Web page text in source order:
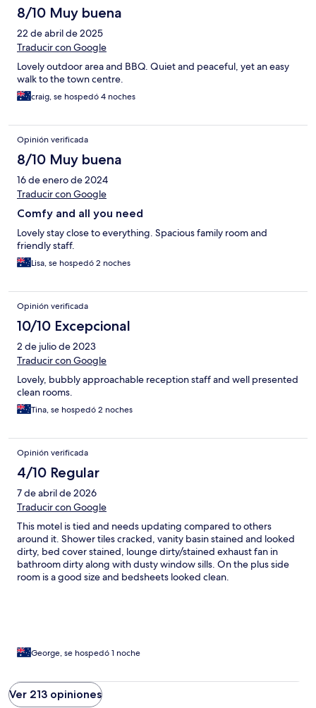
8/10 Muy buena
22 de abril de 2025
Traducir con Google
Lovely outdoor area and BBQ. Quiet and peaceful, yet an easy
walk to the town centre.
craig, se hospedó 4 noches
Opinión verificada
8/10 Muy buena
16 de enero de 2024
Traducir con Google
Comfy and all you need
Lovely stay close to everything. Spacious family room and
friendly staff.
Lisa, se hospedó 2 noches
Opinión verificada
10/10 Excepcional
2 de julio de 2023
Traducir con Google
Lovely, bubbly approachable reception staff and well presented
clean rooms.
Tina, se hospedó 2 noches
Opinión verificada
4/10 Regular
7 de abril de 2026
Traducir con Google
This motel is tied and needs updating compared to others
around it. Shower tiles cracked, vanity basin stained and looked
dirty, bed cover stained, lounge dirty/stained exhaust fan in
bathroom dirty along with dusty window sills. On the plus side
room is a good size and bedsheets looked clean.
George, se hospedó 1 noche
Ver 213 opiniones